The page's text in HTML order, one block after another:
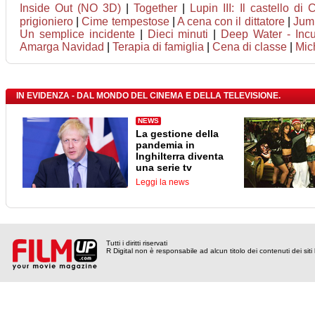
Inside Out (NO 3D) |Together
Lupin III: Il castello di
prigioniero |Cime tempestose| A cena con il dittatore|
Un semplice incidente| Dieci minuti
Deep Water -
Amarga Navidad
Terapia di famiglia Cena di classe
IN EVIDENZA - DAL MONDO DEL CINEMA E DELLA TELEVISIONE.
NEWS
La gestione della
pandemia in
Inghilterra diventa
una serie tv
Leggi la news
Tutti i diritti riservati
R Digital non è responsabile ad alcun titolo dei contenuti dei siti